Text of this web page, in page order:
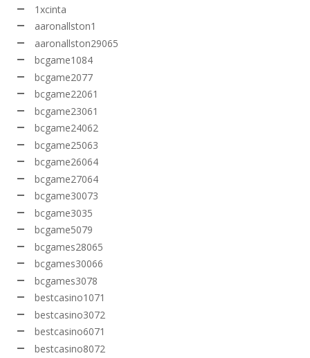
1xcinta
aaronallston1
aaronallston29065
bcgame1084
bcgame2077
bcgame22061
bcgame23061
bcgame24062
bcgame25063
bcgame26064
bcgame27064
bcgame30073
bcgame3035
bcgame5079
bcgames28065
bcgames30066
bcgames3078
bestcasino1071
bestcasino3072
bestcasino6071
bestcasino8072